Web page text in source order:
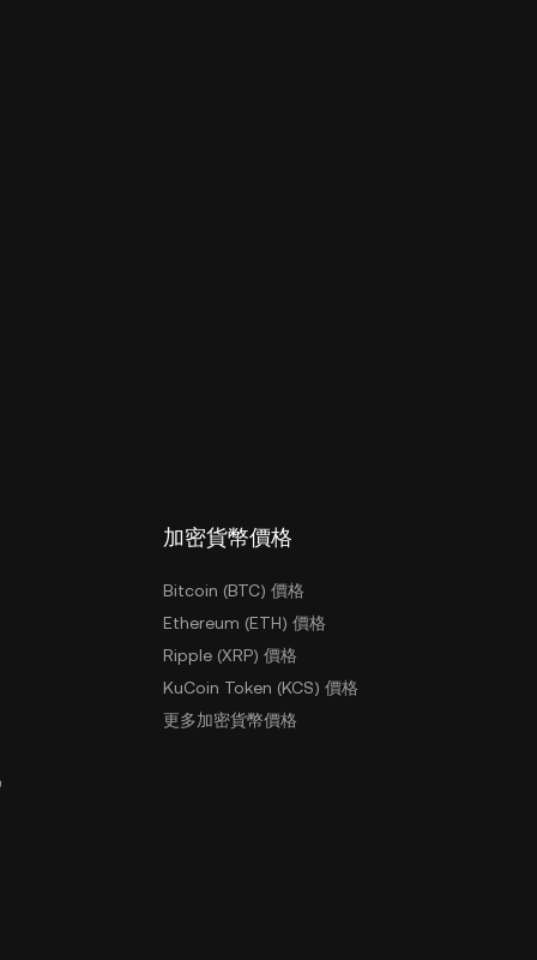
加密貨幣價格
Bitcoin (BTC) 價格
Ethereum (ETH) 價格
Ripple (XRP) 價格
KuCoin Token (KCS) 價格
更多加密貨幣價格